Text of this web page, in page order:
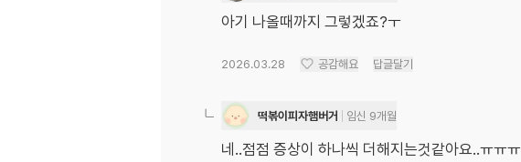
아기 나올때까지 그렇겠죠?ㅜ
2026.03.28 공감해요 답글달기
떡볶이피자햄버거 임신 9개월
네..점점 증상이 하나씩 더해지는것같아요..ㅠㅠㅠ